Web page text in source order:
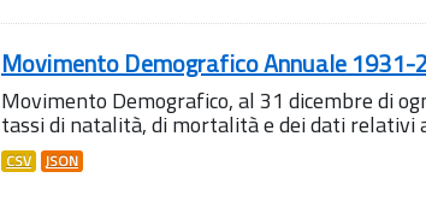
Movimento Demografico Annuale
Movimento Demografico, al 31 dicembre di
tassi di natalità, di mortalità e dei dati relativi
CSV JSON